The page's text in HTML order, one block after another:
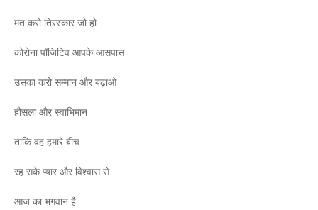
मत करो तिरस्कार जो हो
कोरोना पॉजिटिव आपके आसपास
उसका करो सम्मान और बढ़ाओ
हौसला और स्वाभिमान
ताकि वह हमारे बीच
रह सके प्यार और विश्वास से
आज का भगवान है